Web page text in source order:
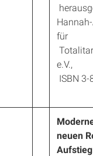
für
e.V.,
ISBN
neuen